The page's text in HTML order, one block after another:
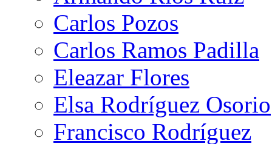
Carlos Pozos
Carlos Ramos Padilla
Eleazar Flores
Elsa Rodríguez Osorio
Francisco Rodríguez